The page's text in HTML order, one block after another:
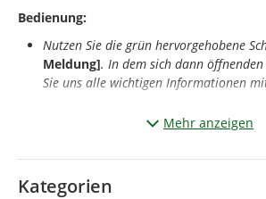
Bedienung:
Nutzen Sie die grün hervorgehobene
Meldung]. In dem sich dann
Sie uns alle wichtigen Informationen
Sie möchten ein Foto senden?
oderKfz-Kennzeichen
Mehr anzeigen
Kategorien